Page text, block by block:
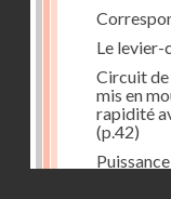
Le levier-
Circuit
mis en
rapidité
(p.42)